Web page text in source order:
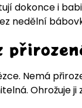
dokonce i
nedělní
Nemá
Ohrožuje